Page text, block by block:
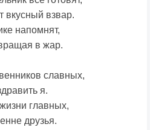
вкусный взвар.
напомнят,
в жар.
славных,
я.
главных,
друзья.